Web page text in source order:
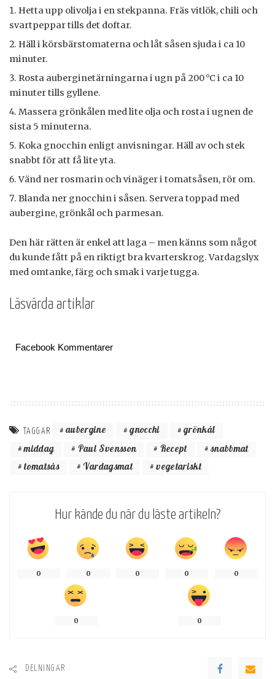
Hetta upp olivolja i en stekpanna. Fräs vitlök, chili och
svartpeppar tills det doftar.
Häll i körsbärstomaterna och låt såsen sjuda i ca 10
minuter.
Rosta auberginetärningarna i ugn på 200 °C i ca 10
minuter tills gyllene.
Massera grönkålen med lite olja och rosta i ugnen de
sista 5 minuterna.
Koka gnocchin enligt anvisningar. Häll av och stek
snabbt för att få lite yta.
Vänd ner rosmarin och vinäger i tomatsåsen, rör om.
Blanda ner gnocchin i såsen. Servera toppad med
aubergine, grönkål och parmesan.
Den här rätten är enkel att laga – men känns som något
du kunde fått på en riktigt bra kvarterskrog. Vardagslyx
med omtanke, färg och smak i varje tugga.
Läsvärda artiklar
Facebook Kommentarer
TAGGAR aubergine gnocchi
grönkål
middag
Paul Svensson Recept
snabbmat
tomatsås
Vardagsmat vegetariskt
Hur kände du när du läste artikeln?
0 0 0 0 0
0 0
DELNINGAR